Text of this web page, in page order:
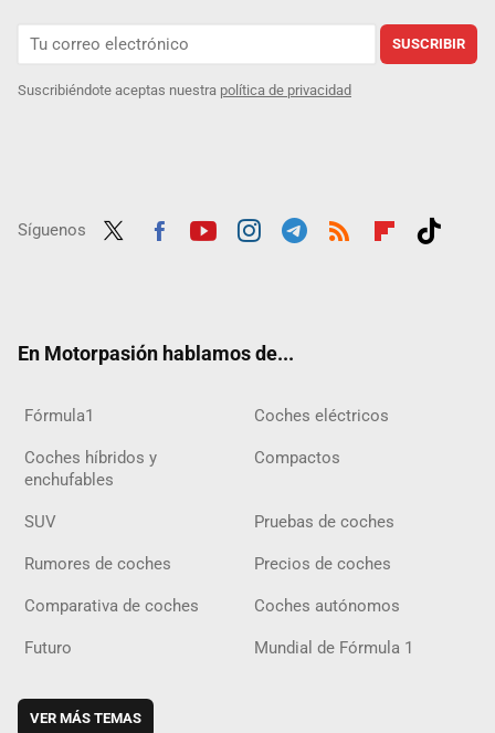
SUSCRIBIR
Suscribiéndote aceptas nuestra política de privacidad
Síguenos
En Motorpasión hablamos de...
Fórmula1 Coches eléctricos
Coches híbridos y
enchufables
Compactos
SUV Pruebas de coches
Rumores de coches Precios de coches
Comparativa de coches Coches autónomos
Futuro Mundial de Fórmula 1
VER MÁS TEMAS